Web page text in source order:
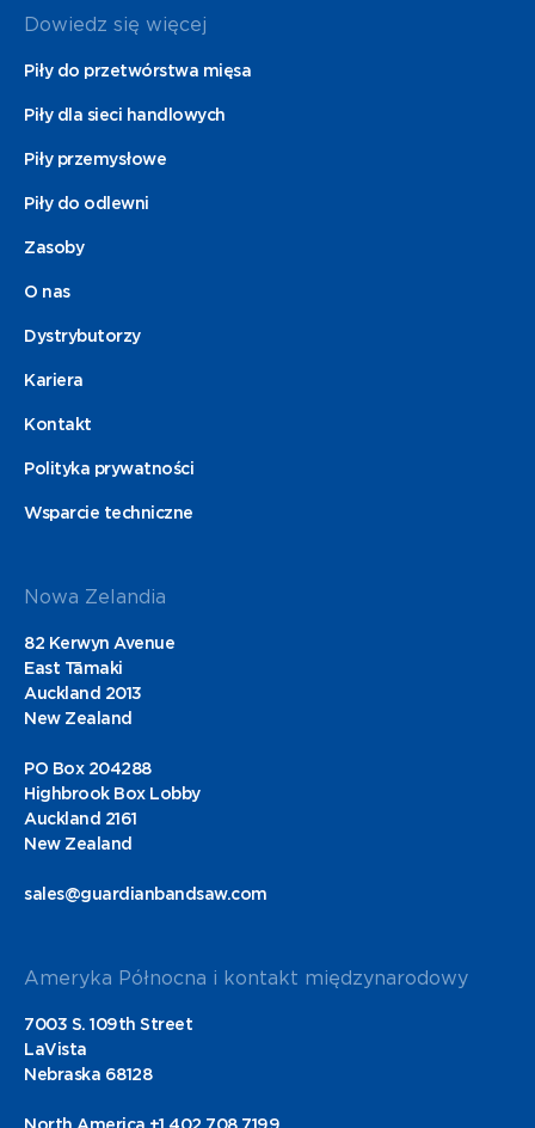
Dowiedz się więcej
Piły do przetwórstwa mięsa
Piły dla sieci handlowych
Piły przemysłowe
Piły do odlewni
Zasoby
O nas
Dystrybutorzy
Kariera
Kontakt
Polityka prywatności
Wsparcie techniczne
Nowa Zelandia
82 Kerwyn Avenue
East Tāmaki
Auckland 2013
New Zealand
PO Box 204288
Highbrook Box Lobby
Auckland 2161
New Zealand
sales@guardianbandsaw.com
Ameryka Północna i kontakt międzynarodowy
7003 S. 109th Street
LaVista
Nebraska 68128
North America +1 402 708 7199